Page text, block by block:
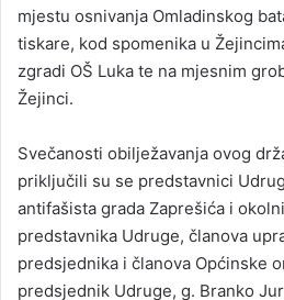
mjestu osnivanja Omladinskog
tiskare, kod spomenika u
zgradi OŠ Luka te na mjesnim
Žejinci.
Svečanosti obilježavanja ovog
priključili su se predstavnici
antifašista grada Zaprešića i
predstavnika Udruge, članova
predsjednika i članova Općinske
predsjednik Udruge, g. Branko